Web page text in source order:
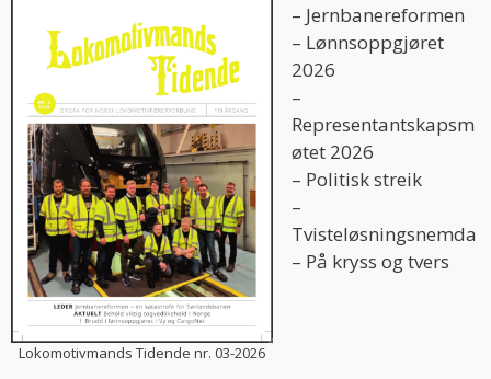
Lokomotivmands Tidende nr. 03-2026
– Jernbanereformen
– Lønnsoppgjøret
2026
–
Representantskapsm
øtet 2026
– Politisk streik
–
Tvisteløsningsnemda
– På kryss og tvers